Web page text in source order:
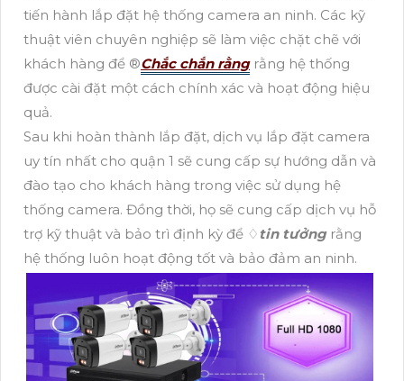
tiến hành lắp đặt hệ thống camera an ninh. Các kỹ
thuật viên chuyên nghiệp sẽ làm việc chặt chẽ với
khách hàng để ®️Chắc chắn rằngrằng hệ thống
được cài đặt một cách chính xác và hoạt động hiệu
quả.
Sau khi hoàn thành lắp đặt, dịch vụ lắp đặt camera
uy tín nhất cho quận 1 sẽ cung cấp sự hướng dẫn và
đào tạo cho khách hàng trong việc sử dụng hệ
thống camera. Đồng thời, họ sẽ cung cấp dịch vụ hỗ
trợ kỹ thuật và bảo trì định kỳ để ♢ tin tưởngrằng
hệ thống luôn hoạt động tốt và bảo đảm an ninh.